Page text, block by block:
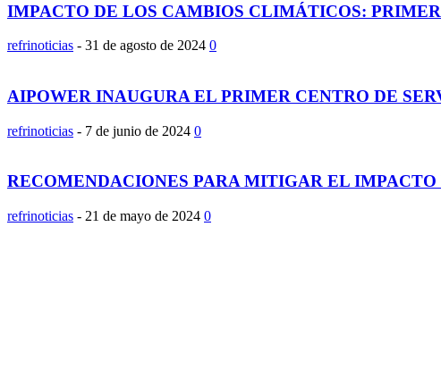
IMPACTO DE LOS CAMBIOS CLIMÁTICOS:
refrinoticias - 31 de agosto de 2024 0
AIPOWER INAUGURA EL PRIMER CENTRO DE
refrinoticias - 7 de junio de 2024 0
RECOMENDACIONES PARA MITIGAR EL
refrinoticias - 21 de mayo de 2024 0